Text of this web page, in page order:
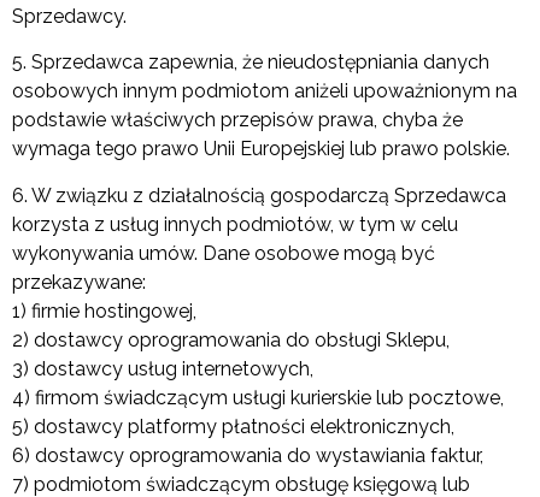
Sprzedawcy.
5. Sprzedawca zapewnia, że nieudostępniania danych
osobowych innym podmiotom aniżeli upoważnionym na
podstawie właściwych przepisów prawa, chyba że
wymaga tego prawo Unii Europejskiej lub prawo polskie.
6. W związku z działalnością gospodarczą Sprzedawca
korzysta z usług innych podmiotów, w tym w celu
wykonywania umów. Dane osobowe mogą być
przekazywane:
1) firmie hostingowej,
2) dostawcy oprogramowania do obsługi Sklepu,
3) dostawcy usług internetowych,
4) firmom świadczącym usługi kurierskie lub pocztowe,
5) dostawcy platformy płatności elektronicznych,
6) dostawcy oprogramowania do wystawiania faktur,
7) podmiotom świadczącym obsługę księgową lub